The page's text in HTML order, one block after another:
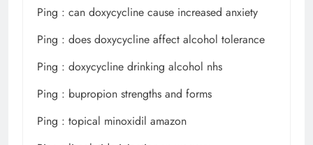
Ping : can doxycycline cause increased anxiety
Ping : does doxycycline affect alcohol tolerance
Ping : doxycycline drinking alcohol nhs
Ping : bupropion strengths and forms
Ping : topical minoxidil amazon